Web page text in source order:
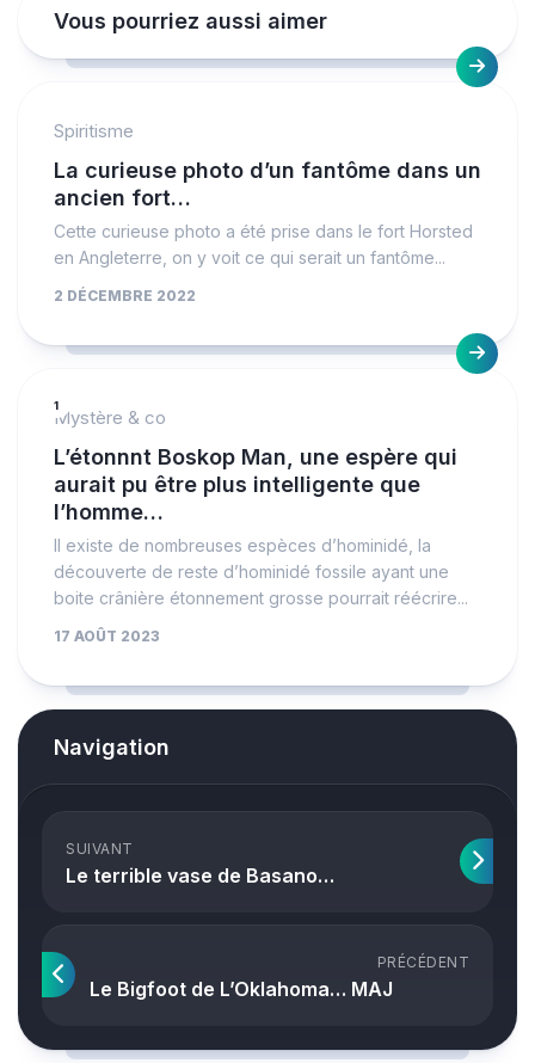
Vous pourriez aussi aimer
Spiritisme
La curieuse photo d’un fantôme dans un
ancien fort…
Cette curieuse photo a été prise dans le fort Horsted
en Angleterre, on y voit ce qui serait un fantôme...
2 DÉCEMBRE 2022
1
Mystère & co
L’étonnnt Boskop Man, une espère qui
aurait pu être plus intelligente que
l’homme…
Il existe de nombreuses espèces d’hominidé, la
découverte de reste d’hominidé fossile ayant une
boite crânière étonnement grosse pourrait réécrire...
17 AOÛT 2023
Navigation
SUIVANT
Le terrible vase de Basano…
PRÉCÉDENT
Le Bigfoot de L’Oklahoma… MAJ